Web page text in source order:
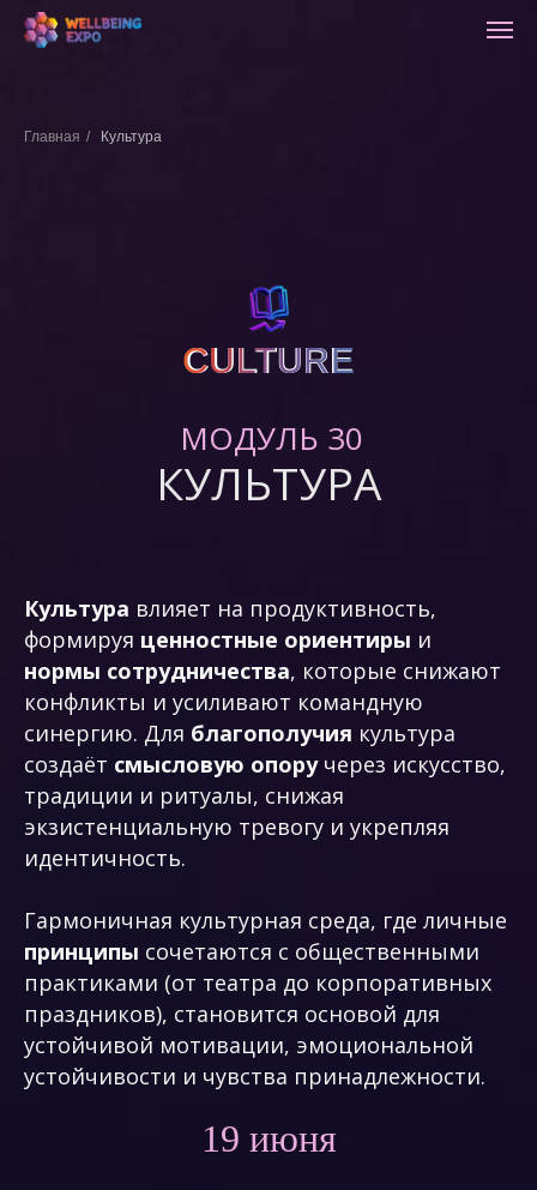
Главная / Культура
CULTURE
CULTURE
КУЛЬТУРА
МОДУЛЬ 30
Культура влияет на продуктивность,
формируя ценностные ориентиры и
нормы сотрудничества, которые снижают
конфликты и усиливают командную
синергию. Для благополучия культура
создаёт смысловую опоручерез искусство,
традиции и ритуалы, снижая
экзистенциальную тревогу и укрепляя
идентичность.
Гармоничная культурная среда, где личные
принципы сочетаются с общественными
практиками (от театра до корпоративных
праздников), становится основой для
устойчивой мотивации, эмоциональной
устойчивости и чувства принадлежности.
19 июня